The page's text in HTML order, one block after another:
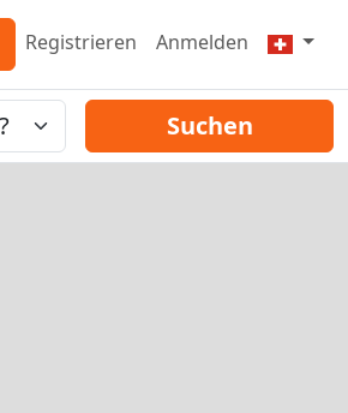
Registrieren Anmelden
Suchen